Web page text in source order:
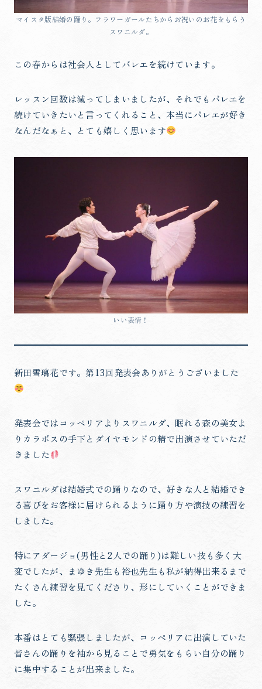
マイスタ版結婚の踊り。フラワーガールたちからお祝いのお花をもらう
スワニルダ。
この春からは社会人としてバレエを続けています。
レッスン回数は減ってしまいましたが、それでもバレエを
続けていきたいと言ってくれること、本当にバレエが好き
なんだなぁと、とても嬉しく思います
いい表情！
新田雪璃花です。第13回発表会ありがとうございました
発表会ではコッペリアよりスワニルダ、眠れる森の美女よ
りカラボスの手下とダイヤモンドの精で出演させていただ
きました
スワニルダは結婚式での踊りなので、好きな人と結婚でき
る喜びをお客様に届けられるように踊り方や演技の練習を
しました。
特にアダージョ(男性と2人での踊り)は難しい技も多く大
変でしたが、まゆき先生も裕也先生も私が納得出来るまで
たくさん練習を見てくださり、形にしていくことができま
した。
本番はとても緊張しましたが、コッペリアに出演していた
皆さんの踊りを袖から見ることで勇気をもらい自分の踊り
に集中することが出来ました。